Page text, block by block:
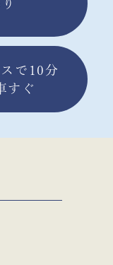
で10分
すぐ